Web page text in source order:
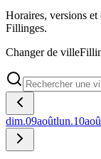
Horaires, versions
Fillinges.
Changer de ville
dim.09aoûtlun.10